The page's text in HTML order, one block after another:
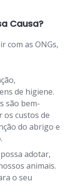
Causa?
com as ONGs,
de higiene.
são bem-
os custos de
do abrigo e
adotar,
animais.
o seu